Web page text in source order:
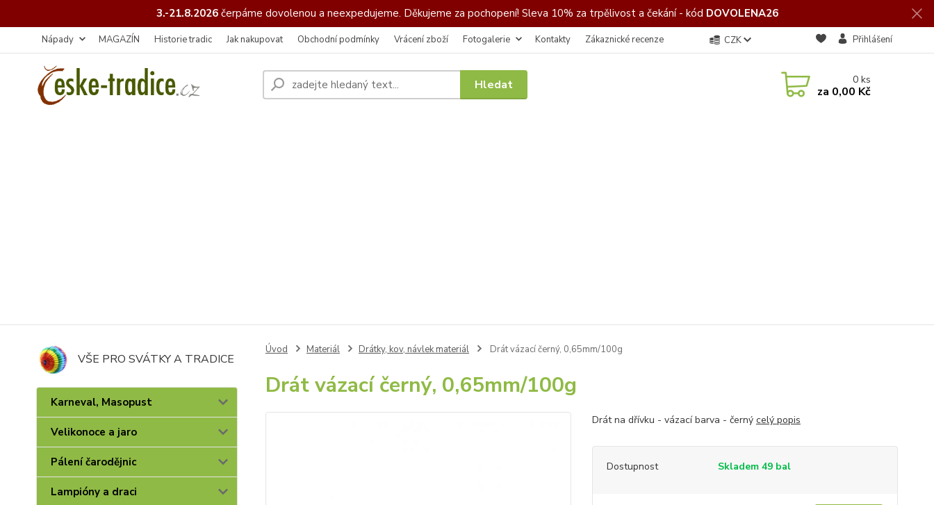
3.-21.8.2026čerpáme dovolenou a neexpedujeme. Děkujeme za pochopení! Sleva 10% za trpělivost a čekání - kód DOVOLENA26
Nápady MAGAZÍN Historie tradic Jak nakupovat Obchodní podmínky Vrácení zboží Fotogalerie Kontakty Zákaznické recenze CZK Přihlášení
Hledat 0ks
za 0,00 Kč
VŠE PRO SVÁTKY A TRADICE
Karneval, Masopust
Velikonoce a jaro
Pálení čarodějnic
Lampióny a draci
Úvod Materiál Drátky, kov, návlek materiál Drát vázací černý, 0,65mm/100g
Drát vázací černý, 0,65mm/100g
Drát na dřívku - vázací barva - černý celý popis
Dostupnost Skladem 49 bal